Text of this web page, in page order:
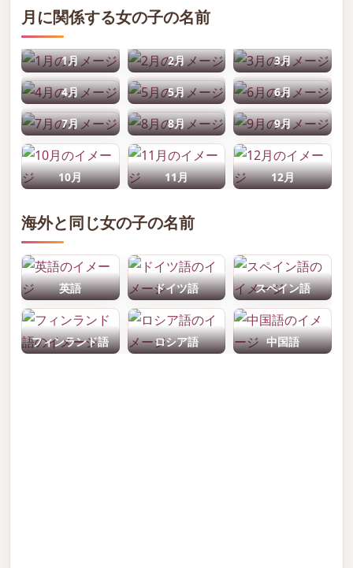
月に関係する女の子の名前
1月 2月 3月
4月 5月 6月
7月 8月 9月
10月 11月 12月
海外と同じ女の子の名前
英語 ドイツ語 スペイン語
フィンランド語 ロシア語 中国語